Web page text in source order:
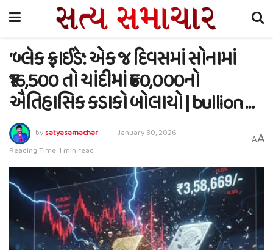
‘બ્લેક ફ્રાઈડે’: એક જ દિવસમાં સોનામાં
₹16,500 તો ચાંદીમાં ₹60,000નો
ઐતિહાસિક કડાકો બોલાયો | bullion …
bysatyasamachar
January 30, 2026
Reading Time: 1 min read
AA